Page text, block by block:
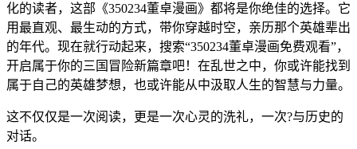
化的读者，这部《350234董卓漫画》都将是你绝佳的选择。它
用最直观、最生动的方式，带你穿越时空，亲历那个英雄辈出
的年代。现在就行动起来，搜索“350234董卓漫画免费观看”，
开启属于你的三国冒险新篇章吧！在乱世之中，你或许能找到
属于自己的英雄梦想，也或许能从中汲取人生的智慧与力量。
这不仅仅是一次阅读，更是一次心灵的洗礼，一次?与历史的
对话。